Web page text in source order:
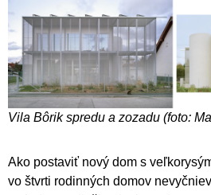
Vila Bôrik spredu a zozadu (foto:
Ako postaviť nový dom s
vo štvrti rodinných domov